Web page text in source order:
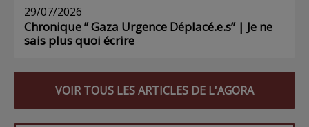
29/07/2026
Chronique ” Gaza Urgence Déplacé.e.s” | Je ne
sais plus quoi écrire
VOIR TOUS LES ARTICLES DE L'AGORA